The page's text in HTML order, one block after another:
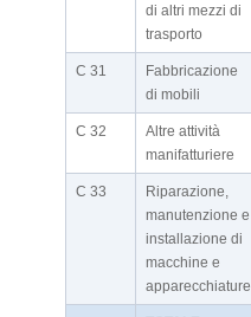
di altri mezzi di
trasporto
C 31
Fabbricazione
di mobili
C 32
Altre attività
manifatturiere
C 33
Riparazione,
manutenzione e
installazione di
macchine e
apparecchiature